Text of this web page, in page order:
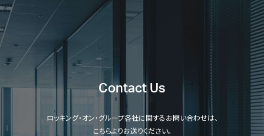
Contact Us
ロッキング・オン・グループ各社に関するお問い合わせは、
こちらよりお送りください。